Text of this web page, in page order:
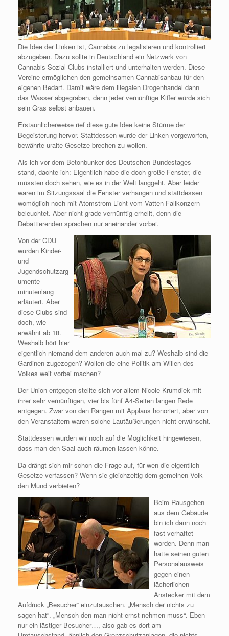
Die Idee der Linken ist, Cannabis zu legalisieren und kontrolliert
abzugeben. Dazu sollte in Deutschland ein Netzwerk von
Cannabis-Sozial-Clubs installiert und unterhalten werden. Diese
Vereine ermöglichen den gemeinsamen Cannabisanbau für den
eigenen Bedarf. Damit wäre dem illegalen Drogenhandel dann
das Wasser abgegraben, denn jeder vernünftige Kiffer würde sich
sein Gras selbst anbauen.
Erstaunlicherweise rief diese gute Idee keine Stürme der
Begeisterung hervor. Stattdessen wurde der Linken vorgeworfen,
bewährte uralte Gesetze brechen zu wollen.
Als ich vor dem Betonbunker des Deutschen Bundestages
stand, dachte ich: Eigentlich habe die doch große Fenster, die
müssten doch sehen, wie es in der Welt langgeht. Aber leider
waren im Sitzungssaal die Fenster verhangen und stattdessen
womöglich noch mit Atomstrom-Licht vom Vatten Fallkonzern
beleuchtet. Aber nicht grade vernünftig erhellt, denn die
Debattierenden sprachen nur aneinander vorbei.
Von der CDU
wurden Kinder-
und
Jugendschutzarg
umente
minutenlang
erläutert. Aber
diese Clubs sind
doch, wie
erwähnt ab 18.
Weshalb hört hier
eigentlich niemand dem anderen auch mal zu? Weshalb sind die
Gardinen zugezogen? Wollen die eine Politik am Willen des
Volkes weit vorbei machen?
Der Union entgegen stellte sich vor allem Nicole Krumdiek mit
ihrer sehr vernünftigen, vier bis fünf A4-Seiten langen Rede
entgegen. Zwar von den Rängen mit Applaus honoriert, aber von
den Veranstaltern waren solche Lautäußerungen nicht erwünscht.
Stattdessen wurden wir noch auf die Möglichkeit hingewiesen,
dass man den Saal auch räumen lassen könne.
Da drängt sich mir schon die Frage auf, für wen die eigentlich
Gesetze verfassen? Wenn sie gleichzeitig dem gemeinen Volk
den Mund verbieten?
Beim Rausgehen
aus dem Gebäude
bin ich dann noch
fast verhaftet
worden. Denn man
hatte seinen guten
Personalausweis
gegen einen
lächerlichen
Anstecker mit dem
Aufdruck „Besucher“ einzutauschen. „Mensch der nichts zu
sagen hat“. „Mensch den man nicht ernst nehmen muss“. Eben
nur ein lästiger Besucher…, also gab es dort am